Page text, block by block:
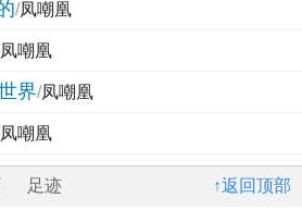
/凤嘲凰
凤嘲凰
界/凤嘲凰
凤嘲凰
↑返回顶部
足迹